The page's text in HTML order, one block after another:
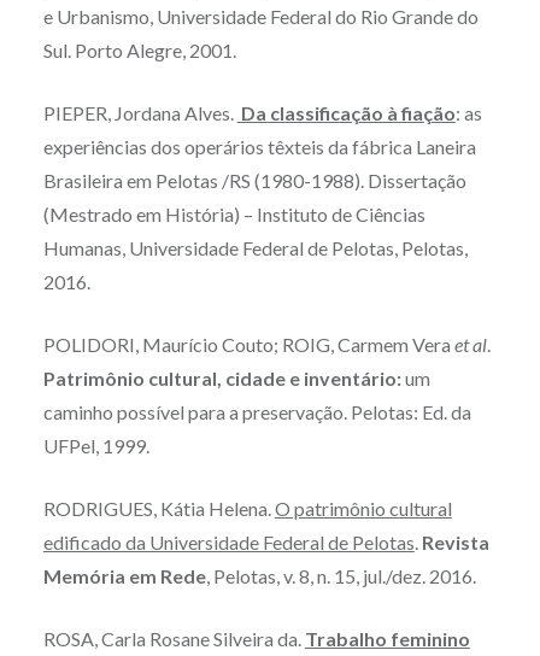
e Urbanismo, Universidade Federal do Rio Grande do
Sul. Porto Alegre, 2001.
PIEPER, Jordana Alves. Da classificação à fiação: as
experiências dos operários têxteis da fábrica Laneira
Brasileira em Pelotas /RS (1980-1988). Dissertação
(Mestrado em História) – Instituto de Ciências
Humanas, Universidade Federal de Pelotas, Pelotas,
2016.
POLIDORI, Maurício Couto; ROIG, Carmem Vera et al.
Patrimônio cultural, cidade e inventário:um
caminho possível para a preservação. Pelotas: Ed. da
UFPel, 1999.
RODRIGUES, Kátia Helena.O patrimônio cultural
edificado da Universidade Federal de Pelotas. Revista
Memória em Rede, Pelotas, v. 8, n. 15, jul./dez. 2016.
ROSA, Carla Rosane Silveira da. Trabalho feminino